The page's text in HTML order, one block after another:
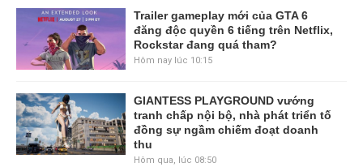
Trailer gameplay mới của GTA 6
đăng độc quyền 6 tiếng trên Netflix,
Rockstar đang quá tham?
Hôm nay lúc 10:15
GIANTESS PLAYGROUND vướng
tranh chấp nội bộ, nhà phát triển tố
đồng sự ngầm chiếm đoạt doanh
thu
Hôm qua, lúc 08:50